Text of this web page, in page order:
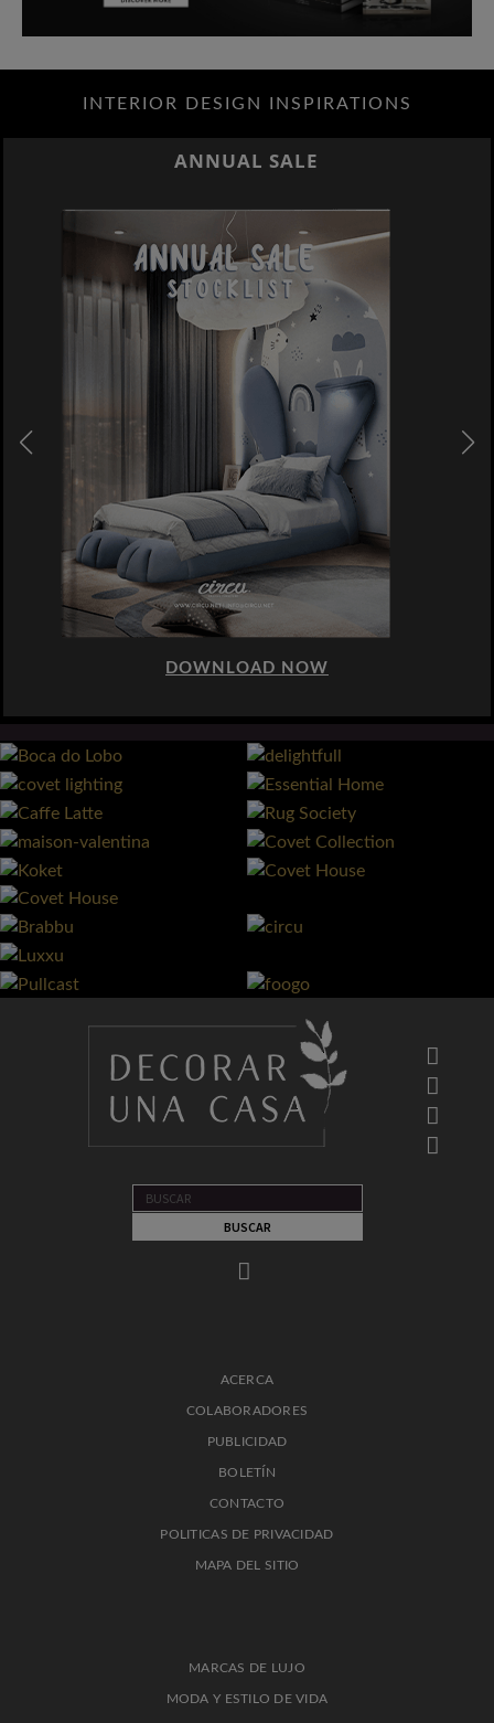
INTERIOR DESIGN INSPIRATIONS
ANNUAL SALE
DOWNLOAD NOW
ACERCA
COLABORADORES
PUBLICIDAD
BOLETÍN
CONTACTO
POLITICAS DE PRIVACIDAD
MAPA DEL SITIO
MARCAS DE LUJO
MODA Y ESTILO DE VIDA